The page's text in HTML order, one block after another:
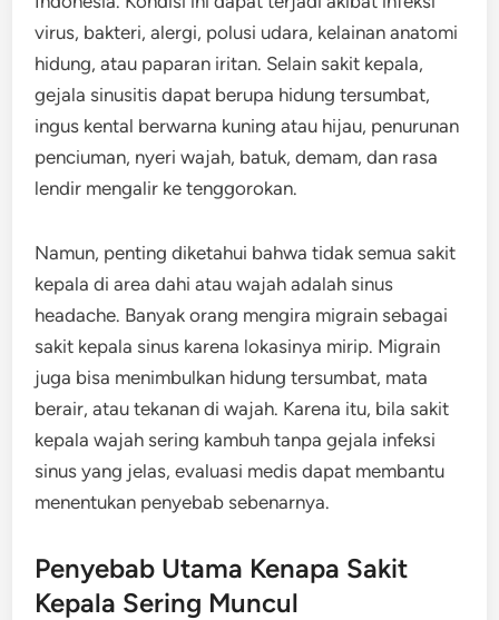
virus, bakteri, alergi, polusi udara, kelainan anatomi
hidung, atau paparan iritan. Selain sakit kepala,
gejala sinusitis dapat berupa hidung tersumbat,
ingus kental berwarna kuning atau hijau, penurunan
penciuman, nyeri wajah, batuk, demam, dan rasa
lendir mengalir ke tenggorokan.
Namun, penting diketahui bahwa tidak semua sakit
kepala di area dahi atau wajah adalah sinus
headache. Banyak orang mengira migrain sebagai
sakit kepala sinus karena lokasinya mirip. Migrain
juga bisa menimbulkan hidung tersumbat, mata
berair, atau tekanan di wajah. Karena itu, bila sakit
kepala wajah sering kambuh tanpa gejala infeksi
sinus yang jelas, evaluasi medis dapat membantu
menentukan penyebab sebenarnya.
Penyebab Utama Kenapa Sakit
Kepala Sering Muncul